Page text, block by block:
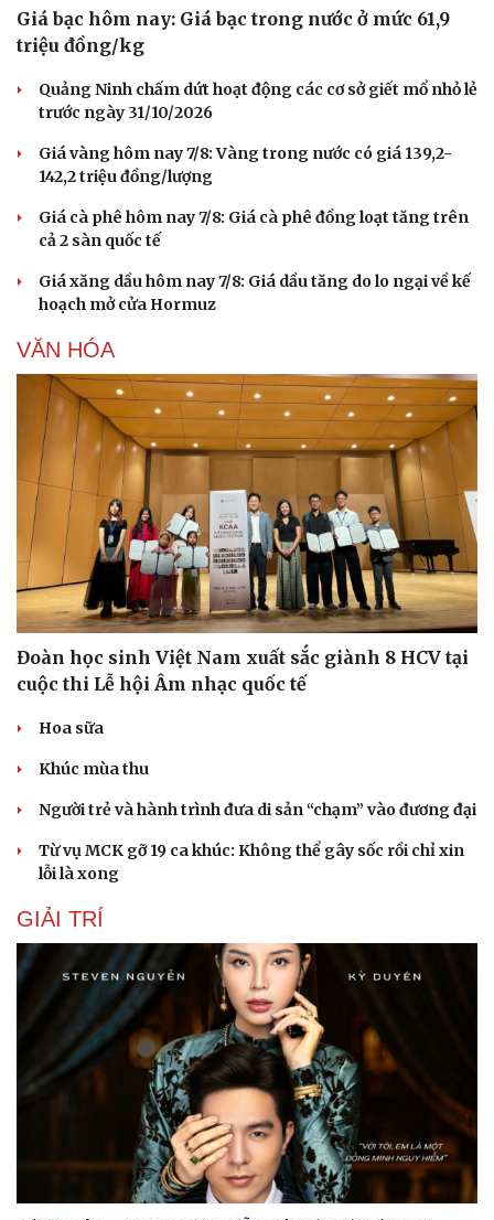
Du lịch
Tư vấn
check-in
Cửa sổ tình yêu
Kể chuyện cho bé
Hạt giống tâm hồn
Giá bạc hôm nay: Giá bạc trong nước ở mức 61,9
triệu đồng/kg
Quảng Ninh chấm dứt hoạt động các cơ sở giết mổ nhỏ lẻ
trước ngày 31/10/2026
Giá vàng hôm nay 7/8: Vàng trong nước có giá 139,2-
142,2 triệu đồng/lượng
Giá cà phê hôm nay 7/8: Giá cà phê đồng loạt tăng trên
cả 2 sàn quốc tế
Giá xăng dầu hôm nay 7/8: Giá dầu tăng do lo ngại về kế
hoạch mở cửa Hormuz
VĂN HÓA
Đoàn học sinh Việt Nam xuất sắc giành 8 HCV tại
cuộc thi Lễ hội Âm nhạc quốc tế
Hoa sữa
Khúc mùa thu
Người trẻ và hành trình đưa di sản “chạm” vào đương đại
Từ vụ MCK gỡ 19 ca khúc: Không thể gây sốc rồi chỉ xin
lỗi là xong
GIẢI TRÍ